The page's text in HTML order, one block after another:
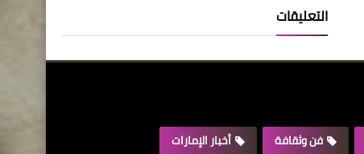
التعليقات
فن وثقافة
أخبار الإمارات